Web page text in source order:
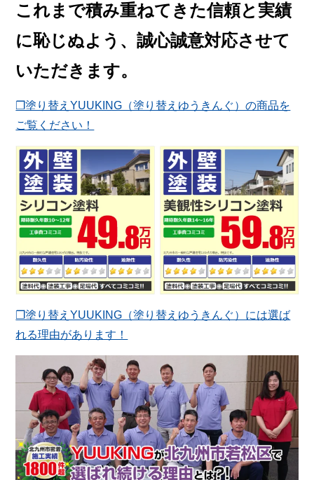
これまで積み重ねてきた信頼と実績
に恥じぬよう、誠心誠意対応させて
いただきます。
❐塗り替えYUUKING（塗り替えゆうきんぐ）の商品を
ご覧ください！
❐塗り替えYUUKING（塗り替えゆうきんぐ）には選ば
れる理由があります！